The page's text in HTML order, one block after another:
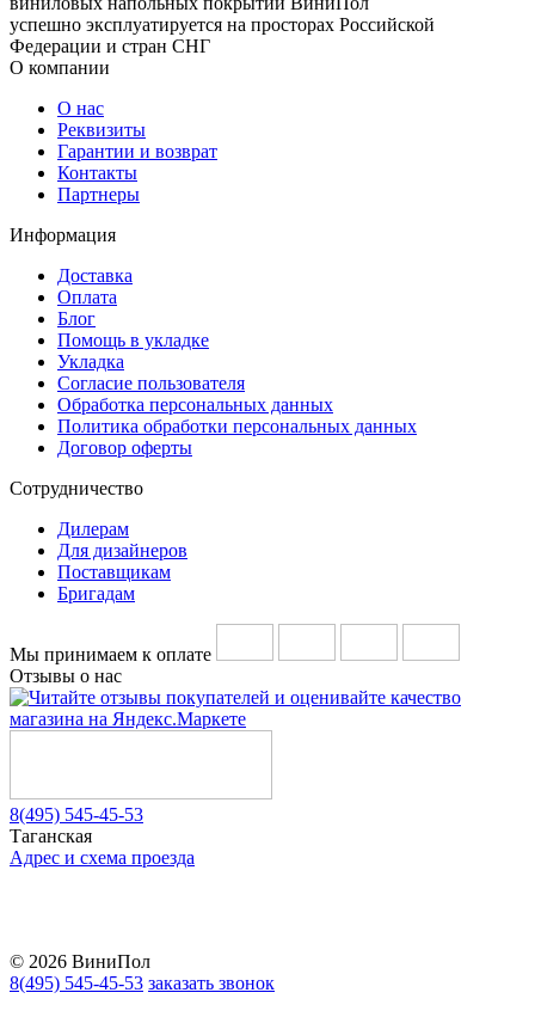
успешно эксплуатируется на просторах Российской
Федерации и стран СНГ
О компании
О нас
Реквизиты
Гарантии и возврат
Контакты
Партнеры
Информация
Доставка
Оплата
Блог
Помощь в укладке
Укладка
Согласие пользователя
Обработка персональных данных
Политика обработки персональных данных
Договор оферты
Сотрудничество
Дилерам
Для дизайнеров
Поставщикам
Бригадам
Мы принимаем к оплате
Отзывы о нас
8(495) 545-45-53
Таганская
Адрес и схема проезда
© 2026 ВиниПол
8(495) 545-45-53 заказать звонок